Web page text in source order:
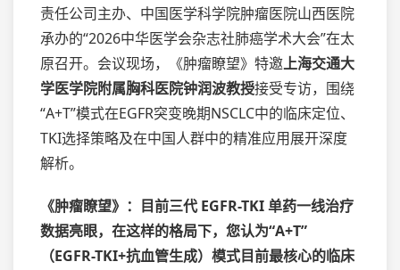
责任公司主办、中国医学科学院肿瘤医院山西医院
承办的“2026中华医学会杂志社肺癌学术大会”在太
原召开。会议现场，《肿瘤瞭望》特邀上海交通大
学医学院附属胸科医院钟润波教授接受专访，围绕
“A+T”模式在EGFR突变晚期NSCLC中的临床定位、
TKI选择策略及在中国人群中的精准应用展开深度
解析。
《肿瘤瞭望》：目前三代 EGFR-TKI 单药一线治疗
数据亮眼，在这样的格局下，您认为“A+T”
（EGFR-TKI+抗血管生成）模式目前最核心的临床